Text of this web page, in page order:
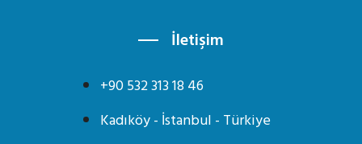
İletişim
+90 532 313 18 46
Kadıköy - İstanbul - Türkiye